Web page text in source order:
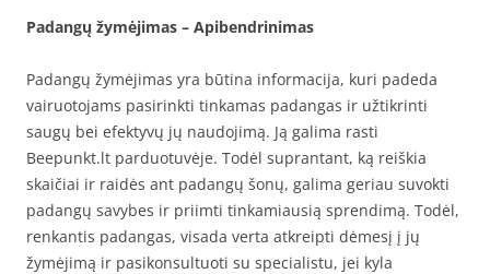
Padangų žymėjimas – Apibendrinimas
Padangų žymėjimas yra būtina informacija, kuri padeda
vairuotojams pasirinkti tinkamas padangas ir užtikrinti
saugų bei efektyvų jų naudojimą. Ją galima rasti
Beepunkt.lt parduotuvėje. Todėl suprantant, ką reiškia
skaičiai ir raidės ant padangų šonų, galima geriau suvokti
padangų savybes ir priimti tinkamiausią sprendimą. Todėl,
renkantis padangas, visada verta atkreipti dėmesį į jų
žymėjimą ir pasikonsultuoti su specialistu, jei kyla